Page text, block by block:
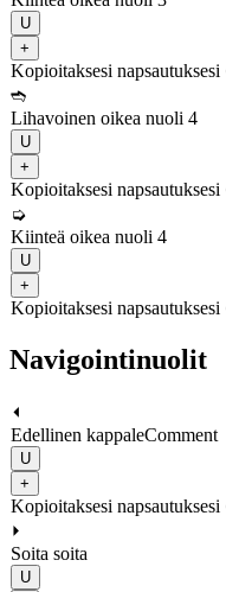
U
+
Kopioitaksesi napsautuksesi
➬
Lihavoinen oikea nuoli 4
U
+
Kopioitaksesi napsautuksesi
➭
Kiinteä oikea nuoli 4
U
+
Kopioitaksesi napsautuksesi
Navigointinuolit
⏴
Edellinen kappaleComment
U
+
Kopioitaksesi napsautuksesi
⏵
Soita soita
U